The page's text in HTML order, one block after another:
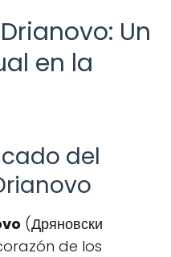
Un
en la
del
(Дряновски
de los